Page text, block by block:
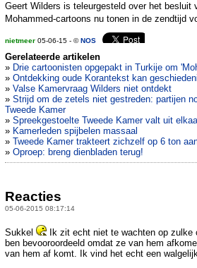
Geert Wilders is teleurgesteld over het besluit
Mohammed-cartoons nu tonen in de zendtijd
nietmeer 05-06-15 - ©NOS
Gerelateerde artikelen
» Drie cartoonisten opgepakt in Turkije om
» Ontdekking oude Korantekst kan
» Valse Kamervraag Wilders niet ontdekt
» Strijd om de zetels niet gestreden: partijen
Tweede Kamer
» Spreekgestoelte Tweede Kamer valt uit
» Kamerleden spijbelen massaal
» Tweede Kamer trakteert zichzelf op 6 ton
» Oproep: breng dienbladen terug!
Reacties
05-06-2015 08:17:14
Sukkel
Ik zit echt niet te wachten op zulke
ben bevooroordeeld omdat ze van hem
van hem af komt. Ik vind het echt een